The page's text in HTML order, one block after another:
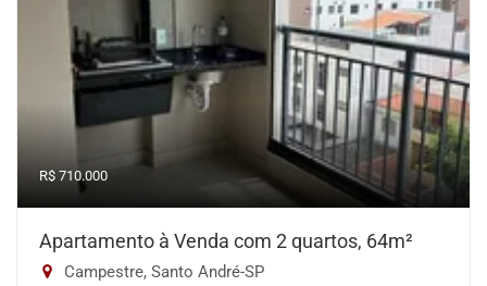
R$ 710.000
Apartamento à Venda com 2 quartos, 64m²
Campestre, Santo André-SP